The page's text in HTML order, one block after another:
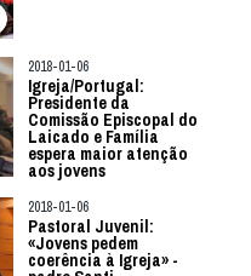
2018-01-06
Igreja/Portugal:
Presidente da
Comissão Episcopal do
Laicado e Família
espera maior atenção
aos jovens
2018-01-06
Pastoral Juvenil:
«Jovens pedem
coerência à Igreja» -